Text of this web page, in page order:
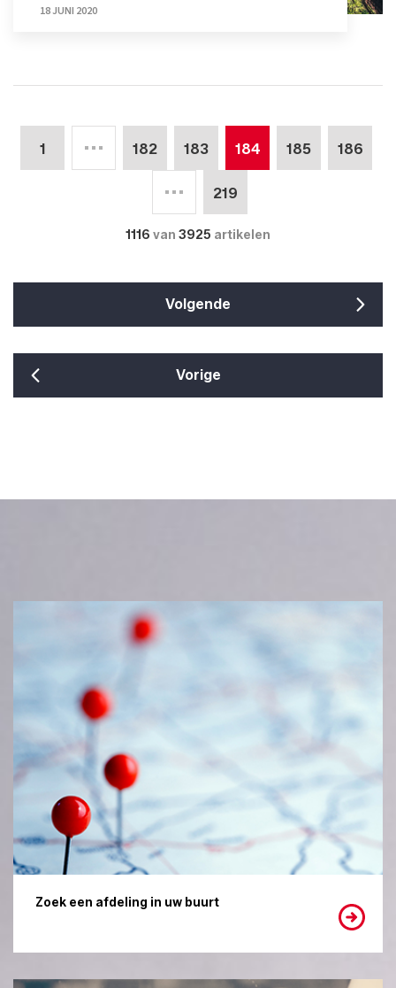
18 JUNI 2020
1 182 183 184 185 186
219
1116 van 3925 artikelen
Vorige
Volgende
Zoek een afdeling in uw buurt